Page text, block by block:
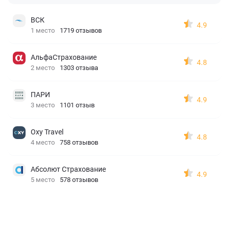
ВСК
1 место 1719 отзывов
4.9
АльфаСтрахование
2 место 1303 отзыва
4.8
ПАРИ
3 место 1101 отзыв
4.9
Oxy Travel
4 место 758 отзывов
4.8
Абсолют Страхование
5 место 578 отзывов
4.9